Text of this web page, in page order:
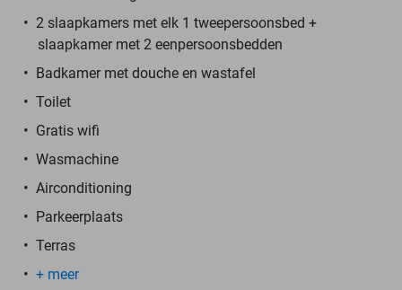
2 slaapkamers met elk 1 tweepersoonsbed +
slaapkamer met 2 eenpersoonsbedden
Badkamer met douche en wastafel
Toilet
Gratis wifi
Wasmachine
Airconditioning
Parkeerplaats
Terras
+ meer